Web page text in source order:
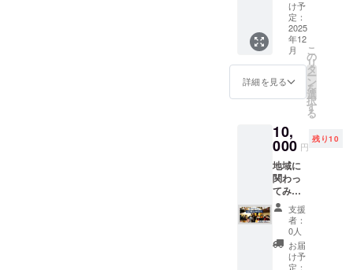
タイ
マーを
活用し
ながら1
日3回の
を行
い、収
穫後は1
ら10日
ほど天
日干し
を行う
という
作業を
繰り返
しなが
ら、ひ
とつひ
とつ丁
み合わ
せを、
ぜひご
自宅で
もお楽
しみく
ださ
ブレン
ド詰め
合わ
せ】 ・
いとを
かしオ
リジナ
ルブレ
ンド
コー
ヒー
しま
す。 店
主は二
代目
で、
「日本
てまり
持ち、
30年以
上の技
と心を
込めて
手作り
してい
ます。
こちら
は、そ
んなさ
ます。
【提供
内容】
またた
びさん
のポス
トカー
ドで、
心を込
礼の
メッ
セージ
を送ら
せてい
ただき
ます。
※リター
ン内容
は「と
にかく
け予
定：
2025
年12
月
詳細を見る
こ
の
リ
タ
ー
ン
を
選
択
す
る
10,
000 円
残り10
地域に
関わっ
てみた
い方
に。マ
ルシェ
の裏側
を体験
しなが
支援
者：
0人
お届
け予
定：